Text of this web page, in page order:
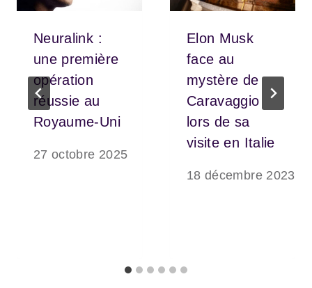
Neuralink :
une première
opération
réussie au
Royaume-Uni
27 octobre 2025
Elon Musk
face au
mystère de
Caravaggio
lors de sa
visite en Italie
18 décembre 2023